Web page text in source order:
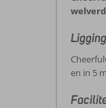
en in 5